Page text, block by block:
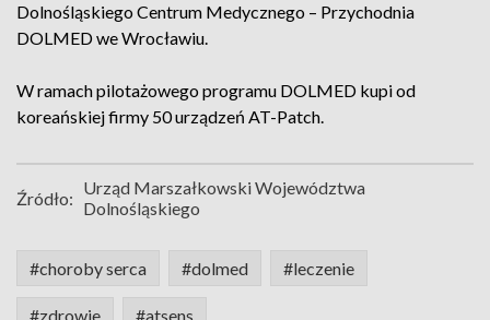
Dolnośląskiego Centrum Medycznego – Przychodnia
DOLMED we Wrocławiu.
W ramach pilotażowego programu DOLMED kupi od
koreańskiej firmy 50 urządzeń AT-Patch.
Źródło: Urząd Marszałkowski Województwa
Dolnośląskiego
#choroby serca #dolmed #leczenie
#zdrowie #atsens